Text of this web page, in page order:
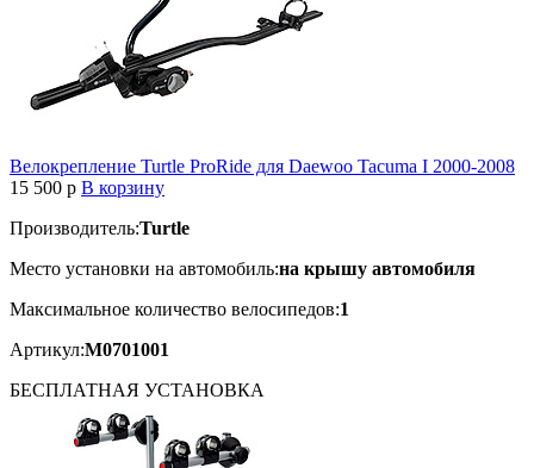
Велокрепление Turtle ProRide для Daewoo Tacuma I 2000-2008
15 500 p В корзину
Производитель:Turtle
Место установки на автомобиль:на крышу автомобиля
Максимальное количество велосипедов:1
Артикул:M0701001
БЕСПЛАТНАЯ УСТАНОВКА